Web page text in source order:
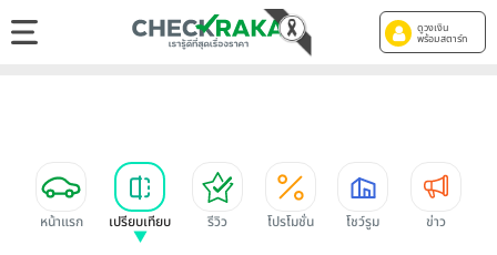
ดูวงเงิน
พร้อมสตาร์ท
หน้าแรก เปรียบเทียบ รีวิว โปรโมชั่น โชว์รูม ข่าว